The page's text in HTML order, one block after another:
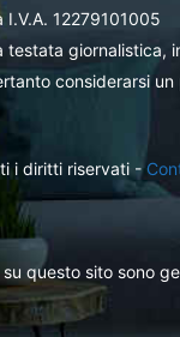
I.V.A. 12279101005
testata giornalistica,
considerarsi
i diritti riservati -
questo sito sono